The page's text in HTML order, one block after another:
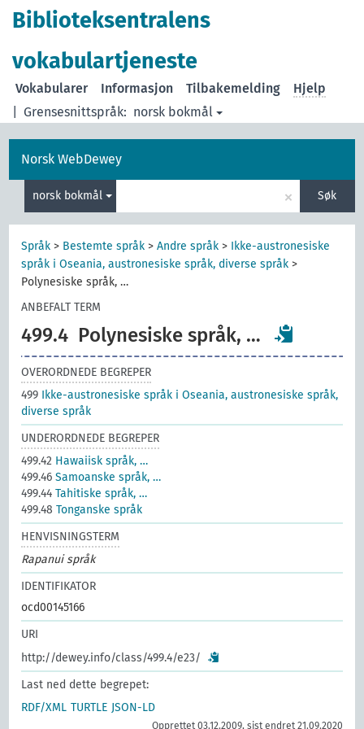
Biblioteksentralens
vokabulartjeneste
Grensesnittspråk: norsk bokmål
Vokabularer Informasjon Tilbakemelding Hjelp
Norsk WebDewey
norsk bokmål × Søk
Språk > Bestemte språk >Andre språk > Ikke-austronesiske
språk i Oseania, austronesiske språk, diverse språk >
Polynesiske språk, …
ANBEFALT TERM
499.4 Polynesiske språk, …
OVERORDNEDE BEGREPER
499 Ikke-austronesiske språk i Oseania, austronesiske språk,
diverse språk
UNDERORDNEDE BEGREPER
499.42 Hawaiisk språk, …
499.46Samoanske språk, …
499.44Tahitiske språk, …
499.48Tonganske språk
HENVISNINGSTERM
Rapanui språk
IDENTIFIKATOR
ocd00145166
URI
http://dewey.info/class/499.4/e23/
Last ned dette begrepet:
RDF/XML TURTLE JSON-LD
Opprettet 03.12.2009, sist endret 21.09.2020